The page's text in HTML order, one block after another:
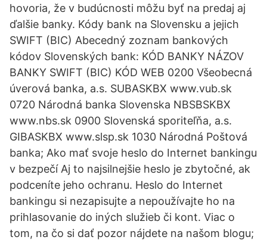
hovoria, že v budúcnosti môžu byť na predaj aj
ďalšie banky. Kódy bank na Slovensku a jejich
SWIFT (BIC) Abecedný zoznam bankových
kódov Slovenských bank: KÓD BANKY NÁZOV
BANKY SWIFT (BIC) KÓD WEB 0200 Všeobecná
úverová banka, a.s. SUBASKBX www.vub.sk
0720 Národná banka Slovenska NBSBSKBX
www.nbs.sk 0900 Slovenská sporiteľňa, a.s.
GIBASKBX www.slsp.sk 1030 Národná Poštová
banka; Ako mať svoje heslo do Internet bankingu
v bezpečí Aj to najsilnejšie heslo je zbytočné, ak
podceníte jeho ochranu. Heslo do Internet
bankingu si nezapisujte a nepoužívajte ho na
prihlasovanie do iných služieb či kont. Viac o
tom, na čo si dať pozor nájdete na našom blogu;